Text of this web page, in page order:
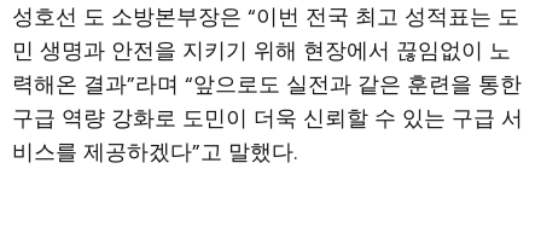
성호선 도 소방본부장은 “이번 전국 최고 성적표는 도
민 생명과 안전을 지키기 위해 현장에서 끊임없이 노
력해온 결과”라며 “앞으로도 실전과 같은 훈련을 통한
구급 역량 강화로 도민이 더욱 신뢰할 수 있는 구급 서
비스를 제공하겠다”고 말했다.